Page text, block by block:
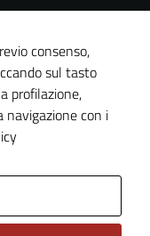
consenso,
sul tasto
profilazione,
navigazione con i